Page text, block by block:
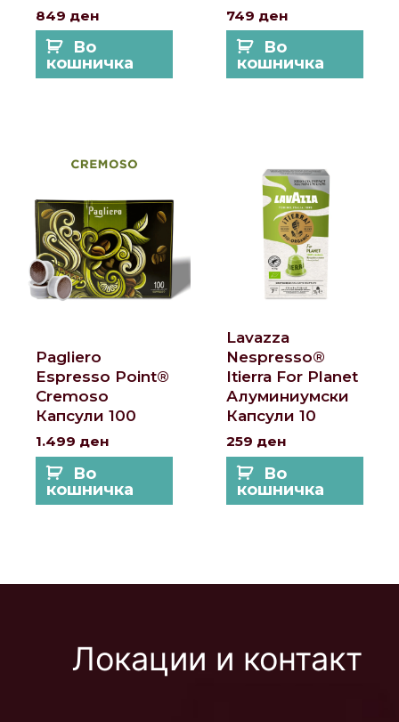
849 ден
Во
кошничка
749 ден
Во
кошничка
Pagliero
Espresso Point®
Cremoso
Капсули 100
1.499 ден
Во
кошничка
Lavazza
Nespresso®
Itierra For Planet
Алуминиумски
Капсули 10
259 ден
Во
кошничка
Локации и контакт